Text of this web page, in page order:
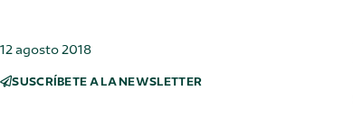
12 agosto 2018
SUSCRÍBETE A LA NEWSLETTER